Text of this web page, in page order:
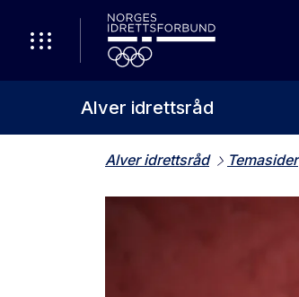
Alver idrettsråd
Alver idrettsråd Temasider